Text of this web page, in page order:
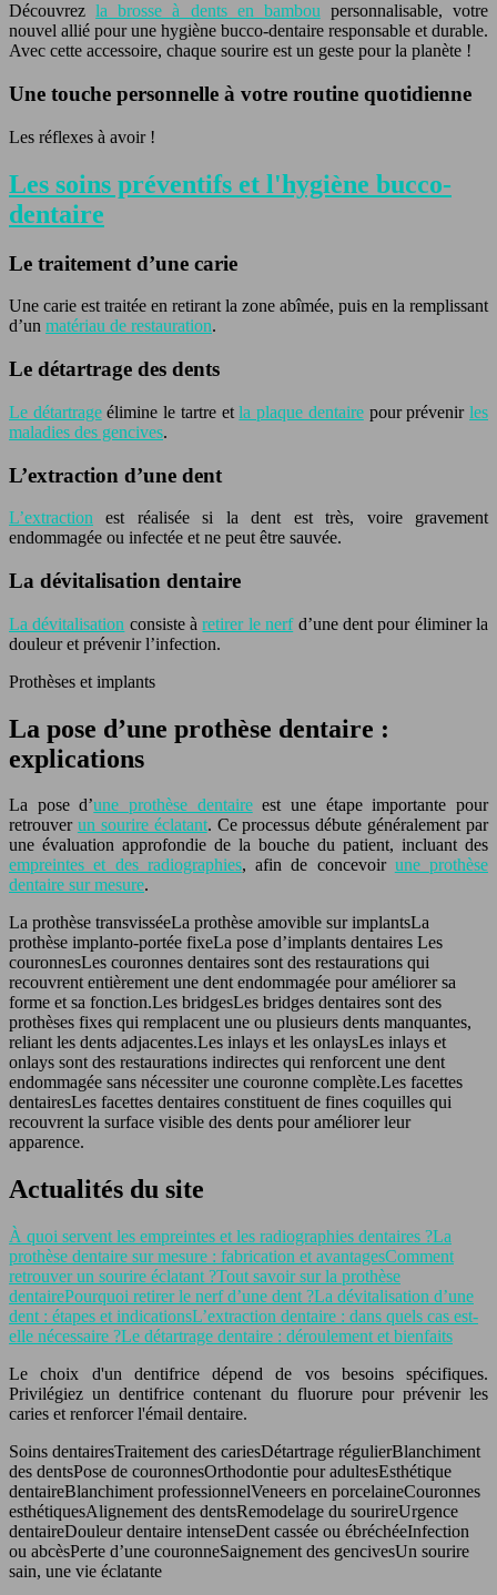
Découvrezla brosse à dents en bambou personnalisable, votre
nouvel allié pour une hygiène bucco-dentaire responsable et durable.
Avec cette accessoire, chaque sourire est un geste pour la planète !
Une touche personnelle à votre routine quotidienne
Les réflexes à avoir !
Les soins préventifs et l'hygiène bucco-
dentaire
Le traitement d’une carie
Une carie est traitée en retirant la zone abîmée, puis en la remplissant
d’un matériau de restauration.
Le détartrage des dents
Le détartrageélimine le tartre etla plaque dentairepour prévenirles
maladies des gencives.
L’extraction d’une dent
L’extraction est réalisée si la dent est très, voire gravement
endommagée ou infectée et ne peut être sauvée.
La dévitalisation dentaire
La dévitalisation consiste àretirer le nerfd’une dent pour éliminer la
douleur et prévenir l’infection.
Prothèses et implants
La pose d’une prothèse dentaire :
explications
La pose d’une prothèse dentaireest une étape importante pour
retrouver un sourire éclatant. Ce processus débute généralement par
une évaluation approfondie de la bouche du patient, incluant des
empreintes et des radiographies, afin de concevoir une prothèse
dentaire sur mesure.
La prothèse transvisséeLa prothèse amovible sur implantsLa
prothèse implanto-portée fixeLa pose d’implants dentaires Les
couronnesLes couronnes dentaires sont des restaurations qui
recouvrent entièrement une dent endommagée pour améliorer sa
forme et sa fonction.Les bridgesLes bridges dentaires sont des
prothèses fixes qui remplacent une ou plusieurs dents manquantes,
reliant les dents adjacentes.Les inlays et les onlaysLes inlays et
onlays sont des restaurations indirectes qui renforcent une dent
endommagée sans nécessiter une couronne complète.Les facettes
dentairesLes facettes dentaires constituent de fines coquilles qui
recouvrent la surface visible des dents pour améliorer leur
apparence.
Actualités du site
À quoi servent les empreintes et les radiographies dentaires ?La
prothèse dentaire sur mesure : fabrication et avantagesComment
retrouver un sourire éclatant ?Tout savoir sur la prothèse
dentairePourquoi retirer le nerf d’une dent ?La dévitalisation d’une
dent : étapes et indicationsL’extraction dentaire : dans quels cas est-
elle nécessaire ?Le détartrage dentaire : déroulement et bienfaits
Le choix d'un dentifrice dépend de vos besoins spécifiques.
Privilégiez un dentifrice contenant du fluorure pour prévenir les
caries et renforcer l'émail dentaire.
Soins dentairesTraitement des cariesDétartrage régulierBlanchiment
des dentsPose de couronnesOrthodontie pour adultesEsthétique
dentaireBlanchiment professionnelVeneers en porcelaineCouronnes
esthétiquesAlignement des dentsRemodelage du sourireUrgence
dentaireDouleur dentaire intenseDent cassée ou ébréchéeInfection
ou abcèsPerte d’une couronneSaignement des gencivesUn sourire
sain, une vie éclatante